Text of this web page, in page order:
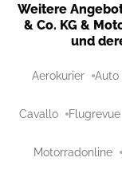
Weitere
& Co. KG &
und
Aerokurier Auto
Cavallo Flugrevue
Motorradonline